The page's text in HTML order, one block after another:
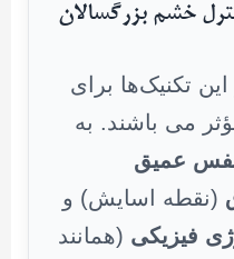
خشم بزرگسالان
این تکنیک‌ها برای
می باشند. به
عمیق
(نقطه اسایش) و
فیزیکی (همانند